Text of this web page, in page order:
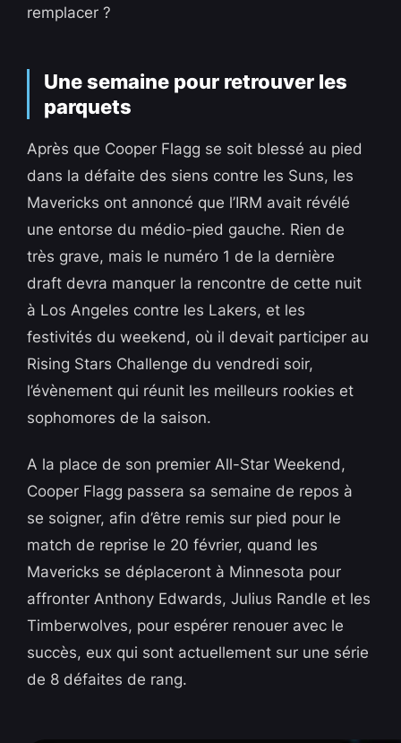
remplacer ?
Une semaine pour retrouver les
parquets
Après que Cooper Flagg se soit blessé au pied
dans la défaite des siens contre les Suns, les
Mavericks ont annoncé que l’IRM avait révélé
une entorse du médio-pied gauche. Rien de
très grave, mais le numéro 1 de la dernière
draft devra manquer la rencontre de cette nuit
à Los Angeles contre les Lakers, et les
festivités du weekend, où il devait participer au
Rising Stars Challenge du vendredi soir,
l’évènement qui réunit les meilleurs rookies et
sophomores de la saison.
A la place de son premier All-Star Weekend,
Cooper Flagg passera sa semaine de repos à
se soigner, afin d’être remis sur pied pour le
match de reprise le 20 février, quand les
Mavericks se déplaceront à Minnesota pour
affronter Anthony Edwards, Julius Randle et les
Timberwolves, pour espérer renouer avec le
succès, eux qui sont actuellement sur une série
de 8 défaites de rang.